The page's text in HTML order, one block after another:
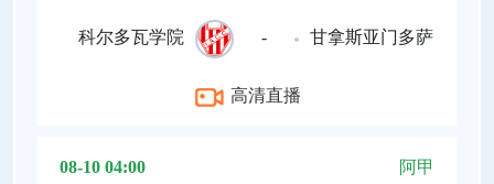
科尔多瓦学院 - 甘拿斯亚门多萨
高清直播
08-10 04:00 阿甲